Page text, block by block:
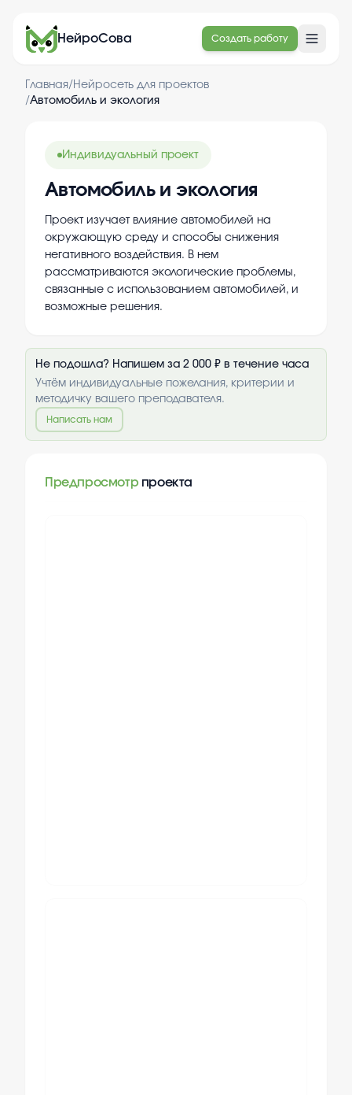
НейроСова Создать работу
Главная/ Нейросеть для проектов
/Автомобиль и экология
Индивидуальный проект
Автомобиль и экология
Проект изучает влияние автомобилей на
окружающую среду и способы снижения
негативного воздействия. В нем
рассматриваются экологические проблемы,
связанные с использованием автомобилей, и
возможные решения.
Не подошла? Напишем за 2 000 ₽ в течение часа
Учтём индивидуальные пожелания, критерии и
методичку вашего преподавателя.
Написать нам
Предпросмотр проекта